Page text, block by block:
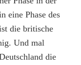
eine Phase des
die britische
Und mal
die